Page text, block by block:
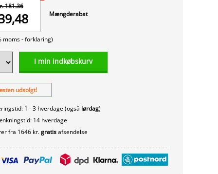
181.36
moms -forklaring)
Mængderabat
I min indkøbskurv
udsolgt!
1 - 3 hverdage (også lørdag)
14 hverdage
fra 1646 kr.gratisafsendelse